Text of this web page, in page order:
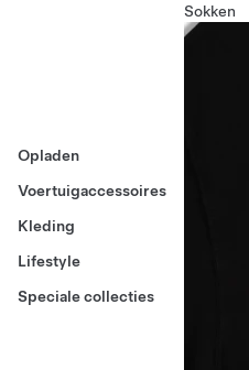
Opladen
Voertuigaccessoires
Kleding
Lifestyle
Speciale collecties
Sokken